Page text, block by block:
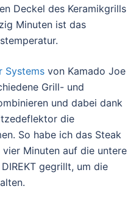
Deckel des Keramikgrills
Minuten ist das
Systems von Kamado Joe
Grill- und
und dabei dank
die
So habe ich das Steak
Minuten auf die untere
gegrillt, um die